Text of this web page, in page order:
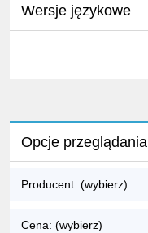
Wersje językowe
Opcje przeglądania
Producent: (wybierz)
Cena: (wybierz)